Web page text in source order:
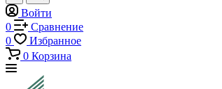
Войти
0
Сравнение
0
Избранное
0 Корзина